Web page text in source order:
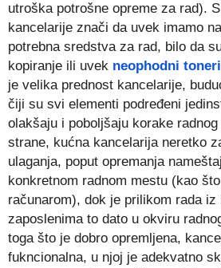
utroška potrošne opreme za rad).
kancelarije znači da uvek imamo
potrebna sredstva za rad, bilo da
kopiranje ili uvek neophodni
je velika prednost kancelarije,
čiji su svi elementi podređeni
olakšaju i poboljšaju korake
strane, kućna kancelarija neretko
ulaganja, poput opremanja
konkretnom radnom mestu (kao
računarom), dok je prilikom rada iz
zaposlenima to dato u okviru
toga što je dobro opremljena,
fukncionalna, u njoj je adekvatno